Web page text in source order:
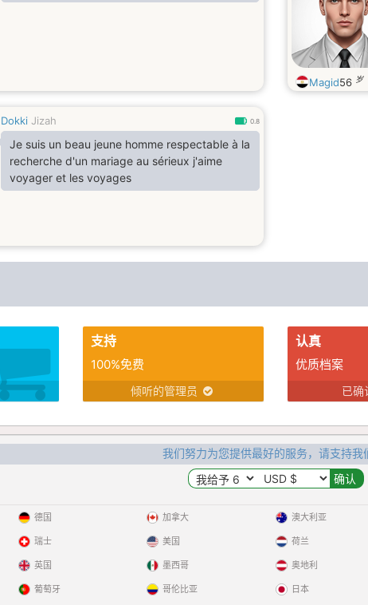
Magid56 岁
Dokki Jizah 0.8
Je suis un beau jeune homme respectable à la
recherche d'un mariage au sérieux j'aime
voyager et les voyages
支持
100%免费
倾听的管理员
认真
优质档案
已确
我们努力为您提供最好的服务，请支持我
德国
瑞士
英国
葡萄牙
加拿大
美国
墨西哥
哥伦比亚
澳大利亚
荷兰
奥地利
日本